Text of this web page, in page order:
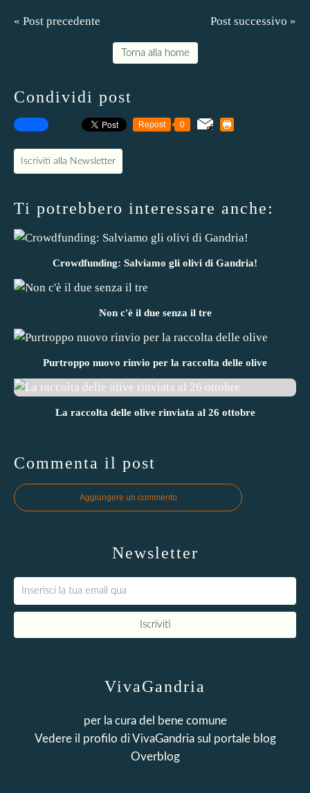
« Post precedente Post successivo »
Torna alla home
Condividi post
Repost 0
Iscriviti alla Newsletter
Ti potrebbero interessare anche:
Crowdfunding: Salviamo gli olivi di Gandria!
Non c'è il due senza il tre
Purtroppo nuovo rinvio per la raccolta delle olive
La raccolta delle olive rinviata al 26 ottobre
Commenta il post
Aggiungere un commento
Newsletter
VivaGandria
per la cura del bene comune
Vedere il profilo di VivaGandriasul portale blog
Overblog